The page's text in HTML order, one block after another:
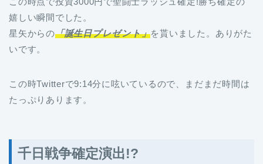
嬉しい瞬間でした。
星矢からの「誕生日プレゼント」を貰いました。ありがた
いです。
この時Twitterで9:14分に呟いているので、まだまだ時間は
たっぷりあります。
千日戦争確定演出!?